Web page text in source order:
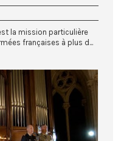
la mission particulière
françaises à plus d...